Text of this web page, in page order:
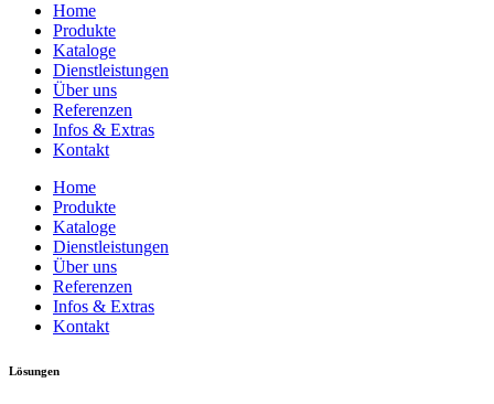
Home
Produkte
Kataloge
Dienstleistungen
Über uns
Referenzen
Infos & Extras
Kontakt
Home
Produkte
Kataloge
Dienstleistungen
Über uns
Referenzen
Infos & Extras
Kontakt
Lösungen